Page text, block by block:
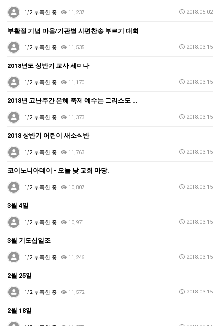
1/2 부족한 종 11,237 2018.05.02
부활절 기념 마을/기관별 시편찬송 부르기 대회
1/2 부족한 종 11,535 2018.03.15
2018년도 상반기 교사 세미나
1/2 부족한 종 11,170 2018.03.15
2018년 고난주간 은혜 축제 예수는 그리스도 …
1/2 부족한 종 11,373 2018.03.15
2018 상반기 어린이 새소식반
1/2 부족한 종 11,763 2018.03.15
코이노니아데이 - 오늘 낮 교회 마당.
1/2 부족한 종 10,807 2018.03.15
3월 4일
1/2 부족한 종 10,971 2018.03.15
3월 기도십일조
1/2 부족한 종 11,246 2018.03.15
2월 25일
1/2 부족한 종 11,572 2018.03.15
2월 18일